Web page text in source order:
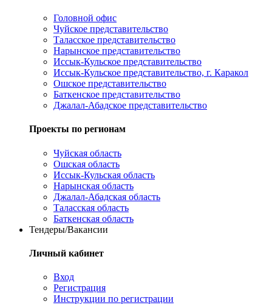
Головной офис
Чуйское представительство
Таласское представительство
Нарынское представительство
Иссык-Кульское представительство
Иссык-Кульское представительство, г. Каракол
Ошское представительство
Баткенское представительство
Джалал-Абадское представительство
Проекты по регионам
Чуйская область
Ошская область
Иссык-Кульская область
Нарынская область
Джалал-Абадская область
Таласская область
Баткенская область
Тендеры/Вакансии
Личный кабинет
Вход
Регистрация
Инструкции по регистрации